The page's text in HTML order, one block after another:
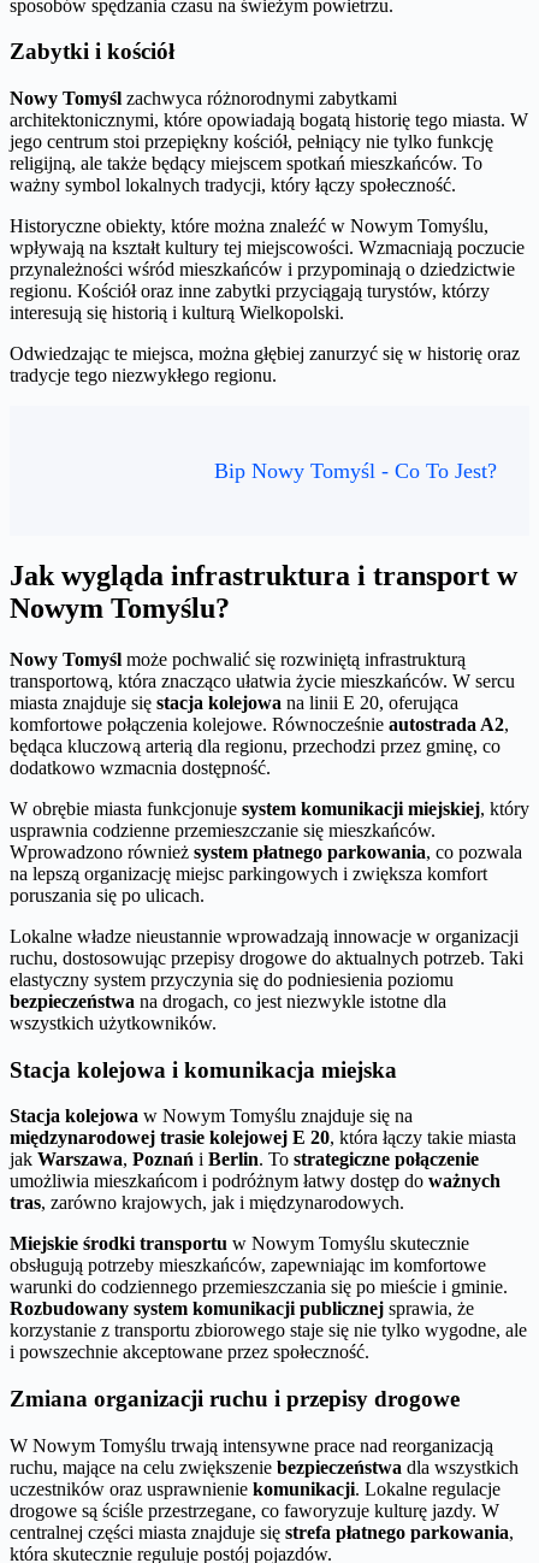
sposobów spędzania czasu na świeżym powietrzu.
Zabytki i kościół
Nowy Tomyśl zachwyca różnorodnymi zabytkami
architektonicznymi, które opowiadają bogatą historię tego miasta. W
jego centrum stoi przepiękny kościół, pełniący nie tylko funkcję
religijną, ale także będący miejscem spotkań mieszkańców. To
ważny symbol lokalnych tradycji, który łączy społeczność.
Historyczne obiekty, które można znaleźć w Nowym Tomyślu,
wpływają na kształt kultury tej miejscowości. Wzmacniają poczucie
przynależności wśród mieszkańców i przypominają o dziedzictwie
regionu. Kościół oraz inne zabytki przyciągają turystów, którzy
interesują się historią i kulturą Wielkopolski.
Odwiedzając te miejsca, można głębiej zanurzyć się w historię oraz
tradycje tego niezwykłego regionu.
Bip Nowy Tomyśl - Co To Jest?
Jak wygląda infrastruktura i transport w
Nowym Tomyślu?
Nowy Tomyśl może pochwalić się rozwiniętą infrastrukturą
transportową, która znacząco ułatwia życie mieszkańców. W sercu
miasta znajduje się stacja kolejowa na linii E 20, oferująca
komfortowe połączenia kolejowe. Równocześnie autostrada A2,
będąca kluczową arterią dla regionu, przechodzi przez gminę, co
dodatkowo wzmacnia dostępność.
W obrębie miasta funkcjonuje system komunikacji miejskiej, który
usprawnia codzienne przemieszczanie się mieszkańców.
Wprowadzono również system płatnego parkowania, co pozwala
na lepszą organizację miejsc parkingowych i zwiększa komfort
poruszania się po ulicach.
Lokalne władze nieustannie wprowadzają innowacje w organizacji
ruchu, dostosowując przepisy drogowe do aktualnych potrzeb. Taki
elastyczny system przyczynia się do podniesienia poziomu
bezpieczeństwa na drogach, co jest niezwykle istotne dla
wszystkich użytkowników.
Stacja kolejowa i komunikacja miejska
Stacja kolejowa w Nowym Tomyślu znajduje się na
międzynarodowej trasie kolejowej E 20, która łączy takie miasta
jak Warszawa, Poznań i Berlin. To strategiczne połączenie
umożliwia mieszkańcom i podróżnym łatwy dostęp do ważnych
tras, zarówno krajowych, jak i międzynarodowych.
Miejskie środki transportu w Nowym Tomyślu skutecznie
obsługują potrzeby mieszkańców, zapewniając im komfortowe
warunki do codziennego przemieszczania się po mieście i gminie.
Rozbudowany system komunikacji publicznej sprawia, że
korzystanie z transportu zbiorowego staje się nie tylko wygodne, ale
i powszechnie akceptowane przez społeczność.
Zmiana organizacji ruchu i przepisy drogowe
W Nowym Tomyślu trwają intensywne prace nad reorganizacją
ruchu, mające na celu zwiększenie bezpieczeństwa dla wszystkich
uczestników oraz usprawnienie komunikacji. Lokalne regulacje
drogowe są ściśle przestrzegane, co faworyzuje kulturę jazdy. W
centralnej części miasta znajduje się strefa płatnego parkowania,
która skutecznie reguluje postój pojazdów.